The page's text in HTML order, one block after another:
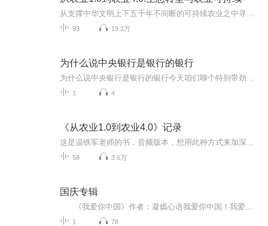
93 19.1万
为什么说中央银行是银行的银行
1 4
《从农业1.0到农业4.0》记录
58 3.6万
国庆专辑
1 78